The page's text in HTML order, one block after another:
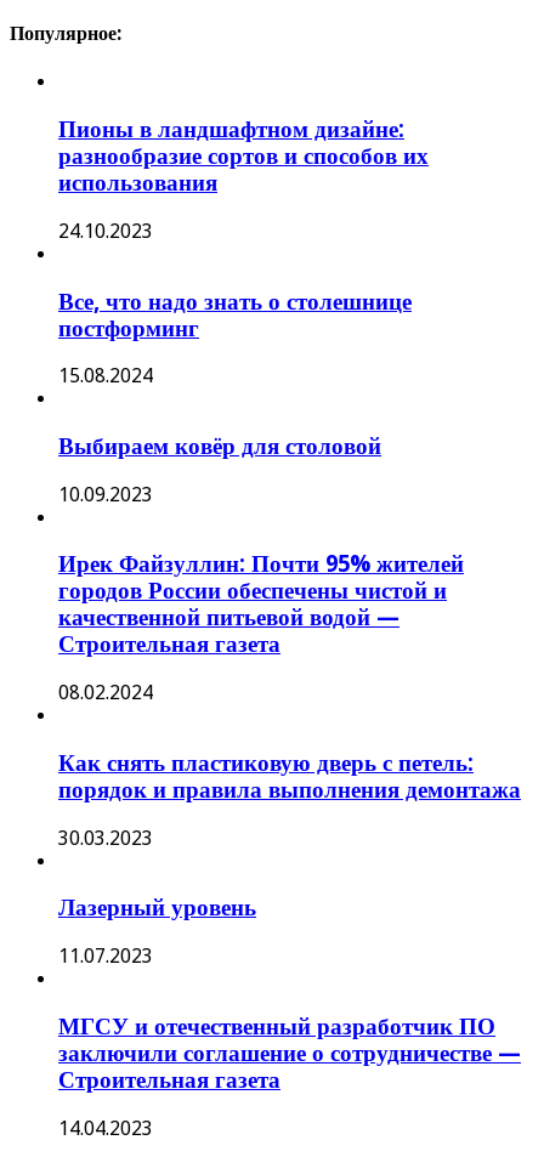
Популярное:
Пионы в ландшафтном дизайне:
разнообразие сортов и способов их
использования
24.10.2023
Все, что надо знать о столешнице
постформинг
15.08.2024
Выбираем ковёр для столовой
10.09.2023
Ирек Файзуллин: Почти 95% жителей
городов России обеспечены чистой и
качественной питьевой водой —
Строительная газета
08.02.2024
Как снять пластиковую дверь с петель:
порядок и правила выполнения демонтажа
30.03.2023
Лазерный уровень
11.07.2023
МГСУ и отечественный разработчик ПО
заключили соглашение о сотрудничестве —
Строительная газета
14.04.2023